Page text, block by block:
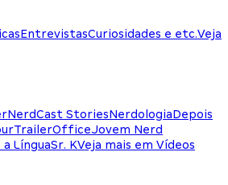
EntrevistasCuriosidades e etc.Veja
NerdCast StoriesNerdologiaDepois
TrailerOfficeJovem Nerd
LínguaSr. KVeja mais em Vídeos